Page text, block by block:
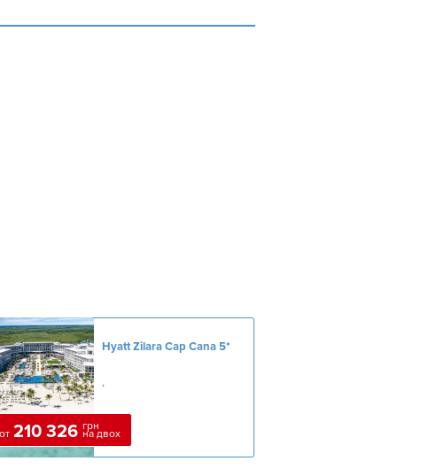
от 210 326 грн
на двох
Hyatt Zilara Cap Cana5*
,